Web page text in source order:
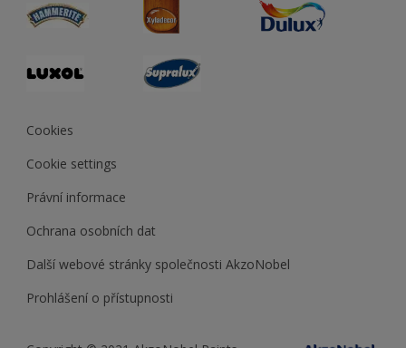
duluxpredajnafarieb.sk
Cookies
Cookie settings
Právní informace
Ochrana osobních dat
Další webové stránky společnosti AkzoNobel
Prohlášení o přístupnosti